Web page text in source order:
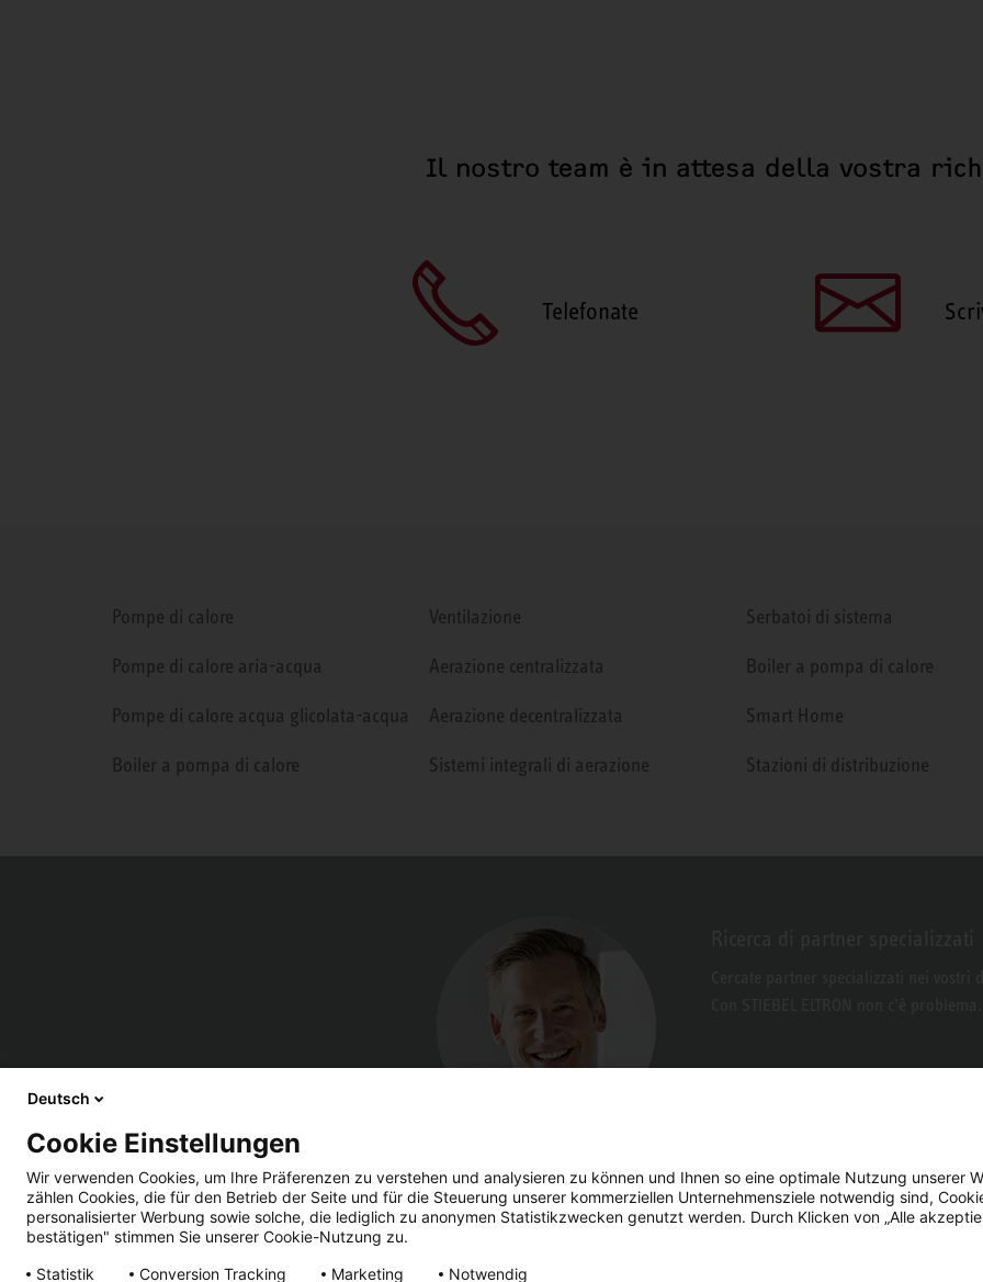
Il nostro team è in attesa della vostra
Telefonate
Pompe di calore
Pompe di calore aria-acqua
Pompe di calore acqua glicolata-acqua
Boiler a pompa di calore
Ventilazione
Aerazione centralizzata
Aerazione decentralizzata
Sistemi integrali di aerazione
Serbatoi di sistema
Boiler a pompa di calore
Smart Home
Stazioni di distribuzione
Note Condizioni Tutela dei
Deutsch
Cookie Einstellungen
Wir verwenden Cookies, um Ihre Präferenzen zu verstehen und analysieren zu können und Ihnen so eine optimale Nutzung unserer
zählen Cookies, die für den Betrieb der Seite und für die Steuerung unserer kommerziellen Unternehmensziele notwendig sind,
personalisierter Werbung sowie solche, die lediglich zu anonymen Statistikzwecken genutzt werden. Durch Klicken von „Alle
bestätigen" stimmen Sie unserer Cookie-Nutzung zu.
Statistik
Conversion Tracking Marketing Notwendig